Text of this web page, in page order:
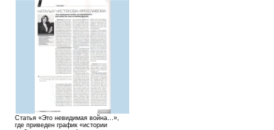
Статья «Это невидимая война…»,
где приведен график «истории